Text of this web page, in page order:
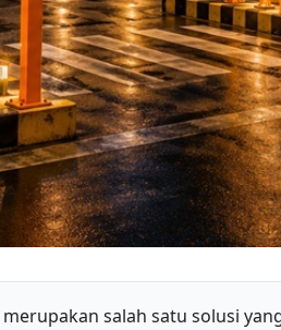
merupakan salah satu solusi